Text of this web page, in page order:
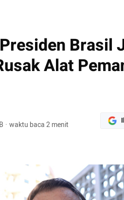
Brasil
Alat
· waktu baca 2 menit